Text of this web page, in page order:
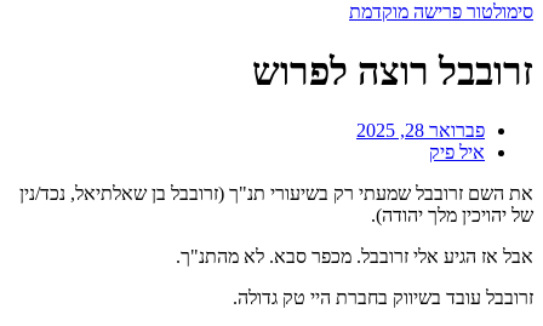
סימולטור פרישה מוקדמת
זרובבל רוצה לפרוש
פברואר 28, 2025
איל פיק
את השם זרובבל שמעתי רק בשיעורי תנ"ך (זרובבל בן שאלתיאל, נכד/נין
של יהויכין מלך יהודה).
אבל אז הגיע אלי זרובבל. מכפר סבא. לא מהתנ"ך.
זרובבל עובד בשיווק בחברת היי טק גדולה.